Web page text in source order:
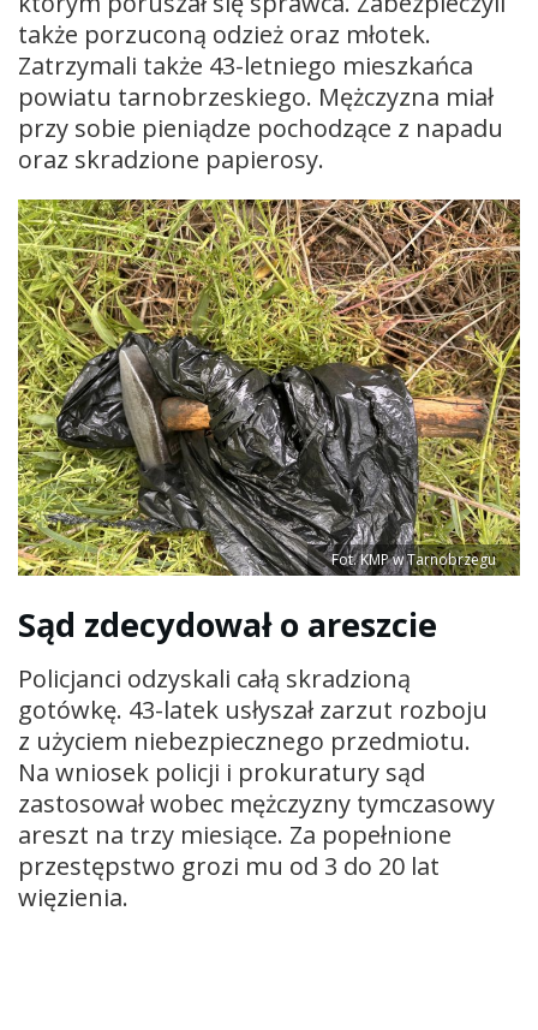
także porzuconą odzież oraz młotek.
Zatrzymali także 43-letniego mieszkańca
powiatu tarnobrzeskiego. Mężczyzna miał
przy sobie pieniądze pochodzące z napadu
oraz skradzione papierosy.
Fot. KMP w Tarnobrzegu
Sąd zdecydował o areszcie
Policjanci odzyskali całą skradzioną
gotówkę. 43-latek usłyszał zarzut rozboju
z użyciem niebezpiecznego przedmiotu.
Na wniosek policji i prokuratury sąd
zastosował wobec mężczyzny tymczasowy
areszt na trzy miesiące. Za popełnione
przestępstwo grozi mu od 3 do 20 lat
więzienia.